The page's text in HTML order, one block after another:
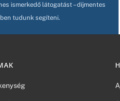
ismerkedő látogatást – díjmentes
tudunk segíteni.